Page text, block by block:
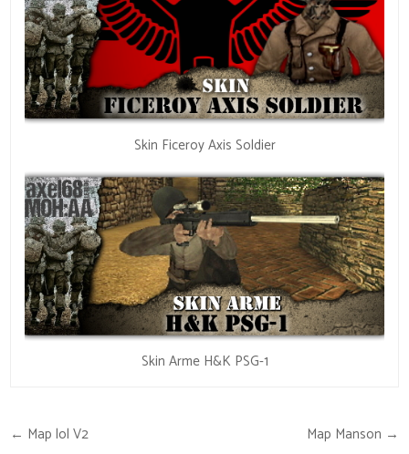
Skin Ficeroy Axis Soldier
Skin Arme H&K PSG-1
Navigation
← Map lol V2 Map Manson →